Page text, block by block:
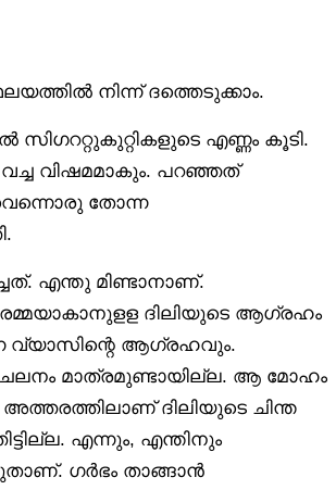
നിന്ന് ദത്തെടുക്കാം.
എണ്ണം കൂടി.
വച്ച വിഷമമാകും. പറഞ്ഞത്
തോന്ന
എന്തു മിണ്ടാനാണ്.
ദിലിയുടെ ആഗ്രഹം
ആഗ്രഹവും.
മാത്രമുണ്ടായില്ല. ആ മോഹം
ദിലിയുടെ ചിന്ത
എന്നും, എന്തിനും
ഗർഭം താങ്ങാൻ